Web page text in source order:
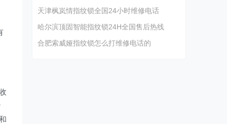
天津枫岚情指纹锁全国24小时维修电话
哈尔滨顶固智能指纹锁24H全国售后热线
合肥索威娅指纹锁怎么打维修电话的